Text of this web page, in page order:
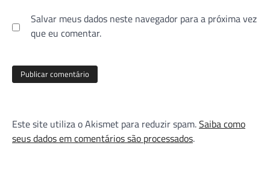
Salvar meus dados neste navegador para a próxima vez
que eu comentar.
Este site utiliza o Akismet para reduzir spam.Saiba como
seus dados em comentários são processados.